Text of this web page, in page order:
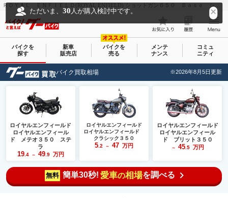
ただいま、30 人が購入検討中です。
バイクを
探す
新車
販売店
バイクを
売る
メンテ
ナンス
コミュ
ニティ
バイク買取相場 ※2026年8月5日更新
ロイヤルエンフィールド
ロイヤルエンフィール
ド メテオ３５０ ステ
ラ
19.4 ～ 49.9 万円
ロイヤルエンフィールド
ロイヤルエンフィールド
クラシック３５０
5 .2 ～ 47 万円
ロイヤルエンフィールド
ロイヤルエンフィール
ド ブリット３５０
～ 45.5 万円
無料 簡単30秒! 愛車の相場を調べる